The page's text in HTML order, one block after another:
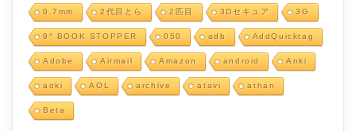
0.7mm 2代目とら 2匹目 3Dセキュア 3G
9° BOOK STOPPER 050 adb AddQuicktag
Adobe Airmail Amazon android Anki
aoki AOL archive atavi athan
Beta